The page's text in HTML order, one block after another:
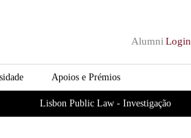
Alumni Login
Apoios e Prémios
Lisbon Public Law - Investigação